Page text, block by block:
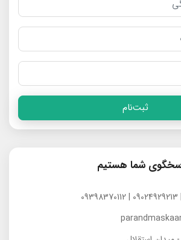
ثبت‌نام
شما هستیم